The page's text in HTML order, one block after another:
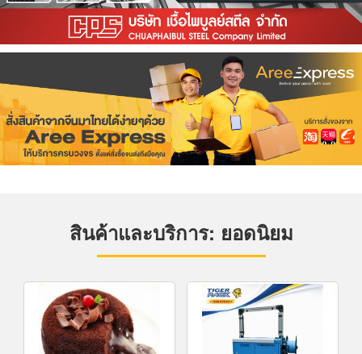
สินค้าและบริการ: ยอดนิยม